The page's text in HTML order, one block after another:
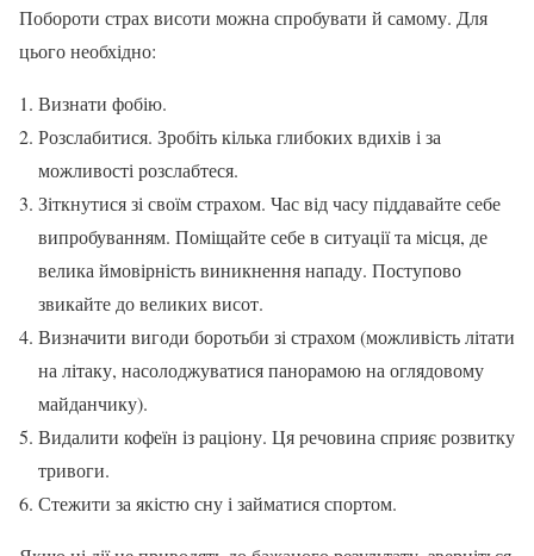
Побороти страх висоти можна спробувати й самому. Для
цього необхідно:
Визнати фобію.
Розслабитися. Зробіть кілька глибоких вдихів і за
можливості розслабтеся.
Зіткнутися зі своїм страхом. Час від часу піддавайте себе
випробуванням. Поміщайте себе в ситуації та місця, де
велика ймовірність виникнення нападу. Поступово
звикайте до великих висот.
Визначити вигоди боротьби зі страхом (можливість літати
на літаку, насолоджуватися панорамою на оглядовому
майданчику).
Видалити кофеїн із раціону. Ця речовина сприяє розвитку
тривоги.
Стежити за якістю сну і займатися спортом.